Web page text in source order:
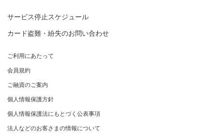
三菱UFJニコス ローンカード 各種規約
三菱ＵＦＪカード会員の方
NICOSカード会員の方
プラチナ会員さま専用の特別なサービス Platinum
Special Service
大規模企業のお客さまだけにご利用いただけるサービス
各種照会・お手続き
法人のお客さま サイトマップ
法人向けポータルサイト
お取り扱いいただけるカード情報とお支払い情報
加盟店規約/その他ご注意事項
個人情報のお取り扱いに関するお願い
[EC加盟店さまへ] 情報漏えい対策のお願い
[EC加盟店さまへ] 不正ログイン対策のお願い
サービス・ソリューション
ト）
セキュリティサービス
よくあるご質問
事業者・加盟店のお客さま
法人向けポータルサイト
三菱UFJニコスについて
経営ビジョン・行動規範
企業姿勢・ポリシー
コンプライアンス
コーポレートガバナンスについて
情報セキュリティの取り組み
リスク管理
マネー・ローンダリングおよびテロ資金供与等の対策に
関する取り組み
サステナビリティへの取り組み
サステナビリティへの取り組み
SDGsの達成に向けて
復興支援活動
お客さまに寄り添う
従業員とともに
ニュースリリース
お問い合わせ
サービス停止スケジュール
カード盗難・紛失のお問い合わせ
ご利用にあたって
会員規約
ご融資のご案内
個人情報保護方針
個人情報保護法にもとづく公表事項
法人などのお客さまの情報について